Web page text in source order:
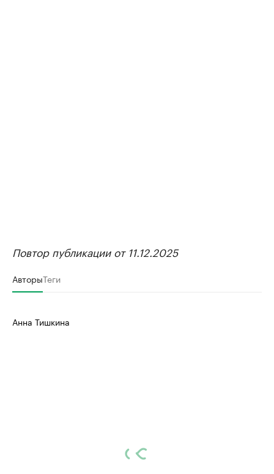
Повтор публикации от 11.12.2025
АвторыТеги
Анна Тишкина